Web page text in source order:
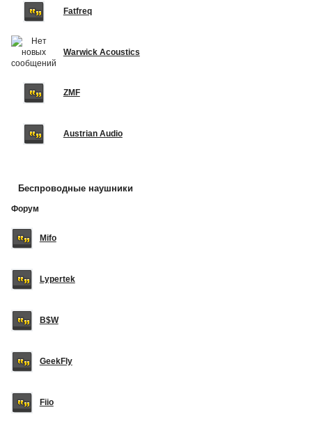
Fatfreq
Warwick Acoustics
ZMF
Austrian Audio
Беспроводные наушники
Форум
Mifo
Lypertek
B$W
GeekFly
Fiio